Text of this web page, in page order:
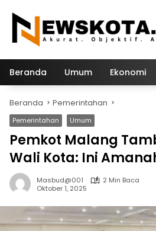
konten
Beranda Umum Ekonomi
Beranda Pemerintahan
Pemerintahan Umum
Pemkot Malang
Wali Kota: Ini
Masbud@001
2 Min Baca
Oktober 1, 2025